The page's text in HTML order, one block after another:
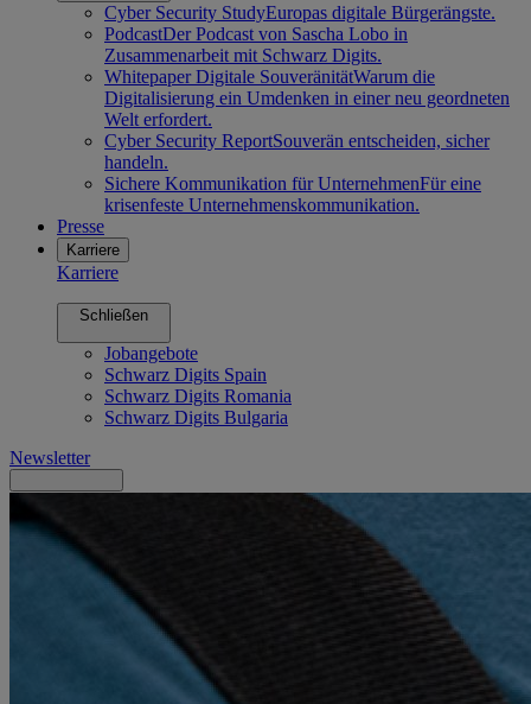
Cyber Security StudyEuropas digitale Bürgerängste.
PodcastDer Podcast von Sascha Lobo in
Zusammenarbeit mit Schwarz Digits.
Whitepaper Digitale SouveränitätWarum die
Digitalisierung ein Umdenken in einer neu geordneten
Welt erfordert.
Cyber Security ReportSouverän entscheiden, sicher
handeln.
Sichere Kommunikation für UnternehmenFür eine
krisenfeste Unternehmenskommunikation.
Presse
Karriere
Karriere
Schließen
Jobangebote
Schwarz Digits Spain
Schwarz Digits Romania
Schwarz Digits Bulgaria
Newsletter